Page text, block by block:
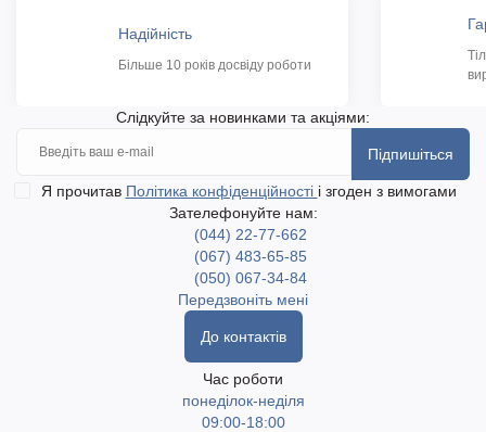
Надійність
Більше 10 років досвіду роботи
Слідкуйте за новинками та акціями:
Підпишіться
Я прочитав Політика конфіденційності і згоден з вимогами
Зателефонуйте нам:
(044) 22-77-662
(067) 483-65-85
(050) 067-34-84
Передзвоніть мені
До контактів
Час роботи
понеділок-неділя
09:00-18:00